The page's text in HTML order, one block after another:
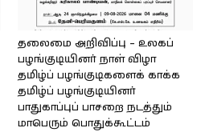
தலைமை அறிவிப்பு – உலகப்
பழங்குடியினர் நாள் விழா
தமிழ்ப் பழங்குடிகளைக் காக்க
தமிழ்ப் பழங்குடியினர்
பாதுகாப்புப் பாசறை நடத்தும்
மாபெரும் பொதுக்கூட்டம்